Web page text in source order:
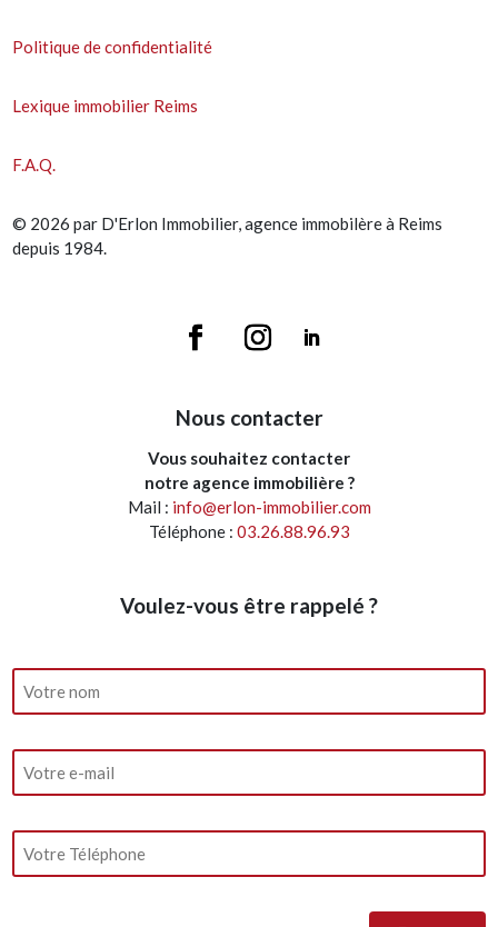
Politique de confidentialité
Lexique immobilier Reims
F.A.Q.
© 2026 par D'Erlon Immobilier, agence immobilère à Reims
depuis 1984.
Nous contacter
Vous souhaitez contacter
notre agence immobilière ?
Mail : info@erlon-immobilier.com
Téléphone : 03.26.88.96.93
Voulez-vous être rappelé ?